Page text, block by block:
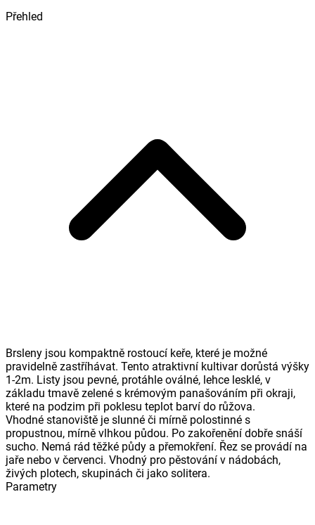
Přehled
Brsleny jsou kompaktně rostoucí keře, které je možné
pravidelně zastříhávat. Tento atraktivní kultivar dorůstá výšky
1-2m. Listy jsou pevné, protáhle oválné, lehce lesklé, v
základu tmavě zelené s krémovým panašováním při okraji,
které na podzim při poklesu teplot barví do růžova.
Vhodné stanoviště je slunné či mírně polostinné s
propustnou, mírně vlhkou půdou. Po zakořenění dobře snáší
sucho. Nemá rád těžké půdy a přemokření. Řez se provádí na
jaře nebo v červenci. Vhodný pro pěstování v nádobách,
živých plotech, skupinách či jako solitera.
Parametry